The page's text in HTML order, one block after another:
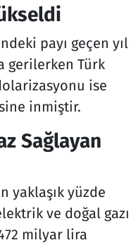
payı geçen yıl
gerilerken Türk
ise
inmiştir.
Sağlayan
yaklaşık yüzde
ve doğal gazı
milyar lira